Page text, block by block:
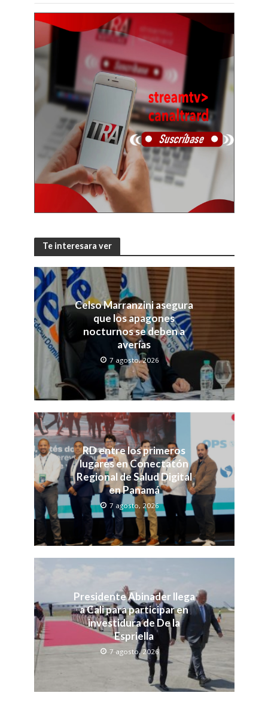
Te interesara ver
Celso Marranzini asegura
que los apagones
nocturnos se deben a
averías
7 agosto, 2026
RD entre los primeros
lugares en Conectatón
Regional de Salud Digital
en Panamá
7 agosto, 2026
Presidente Abinader llega
a Cali para participar en
investidura de De la
Espriella
7 agosto, 2026